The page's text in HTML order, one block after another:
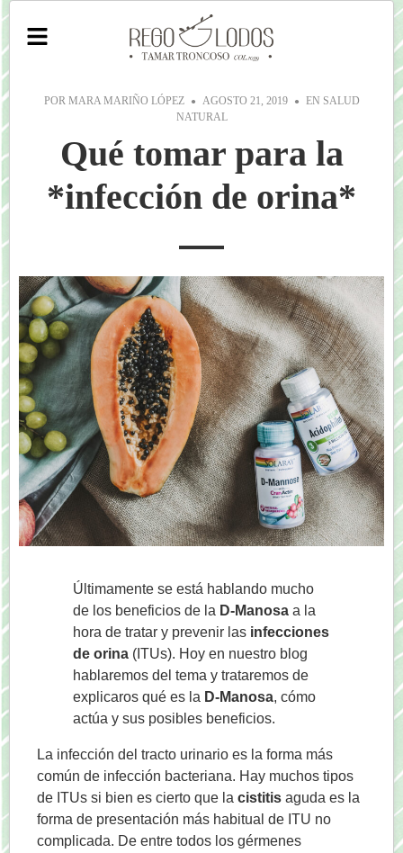
POR MARA MARIÑO LÓPEZ AGOSTO 21, 2019 EN SALUD
NATURAL
Qué tomar para la
*infección de orina*
Últimamente se está hablando mucho
de los beneficios de la D-Manosa a la
hora de tratar y prevenir las infecciones
de orina (ITUs). Hoy en nuestro blog
hablaremos del tema y trataremos de
explicaros qué es la D-Manosa, cómo
actúa y sus posibles beneficios.
La infección del tracto urinario es la forma más
común de infección bacteriana. Hay muchos tipos
de ITUs si bien es cierto que la cistitis aguda es la
forma de presentación más habitual de ITU no
complicada. De entre todos los gérmenes